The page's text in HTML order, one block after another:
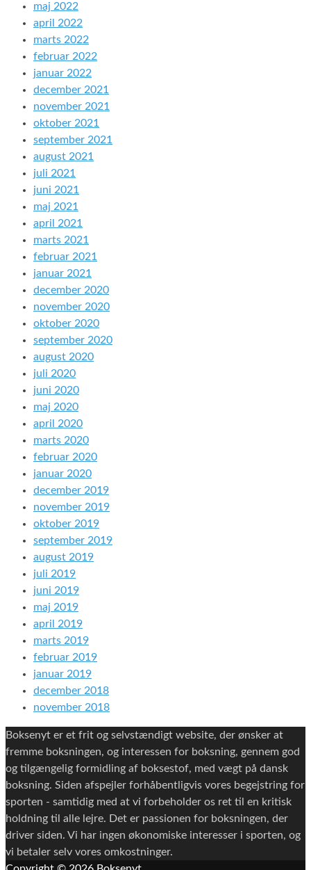
maj 2022
april 2022
marts 2022
februar 2022
januar 2022
december 2021
november 2021
oktober 2021
september 2021
august 2021
juli 2021
juni 2021
maj 2021
april 2021
marts 2021
februar 2021
januar 2021
december 2020
november 2020
oktober 2020
september 2020
august 2020
juli 2020
juni 2020
maj 2020
april 2020
marts 2020
februar 2020
januar 2020
december 2019
november 2019
oktober 2019
september 2019
august 2019
juli 2019
juni 2019
maj 2019
april 2019
marts 2019
februar 2019
januar 2019
december 2018
november 2018
Boksenyt er et frit og selvstændigt website, der ønsker at
fremme boksningen, og interessen for boksning, gennem god
og tilgængelig formidling af boksestof, med vægt på dansk
boksning. Siden afspejler forhåbentligvis vores begejstring for
sporten - samtidig med at vi forbeholder os ret til en kritisk
holdning til alle lejre. Det er passionen for boksningen, der
driver siden. Vi har ingen økonomiske interesser i sporten, og
vi betaler selv vores omkostninger.